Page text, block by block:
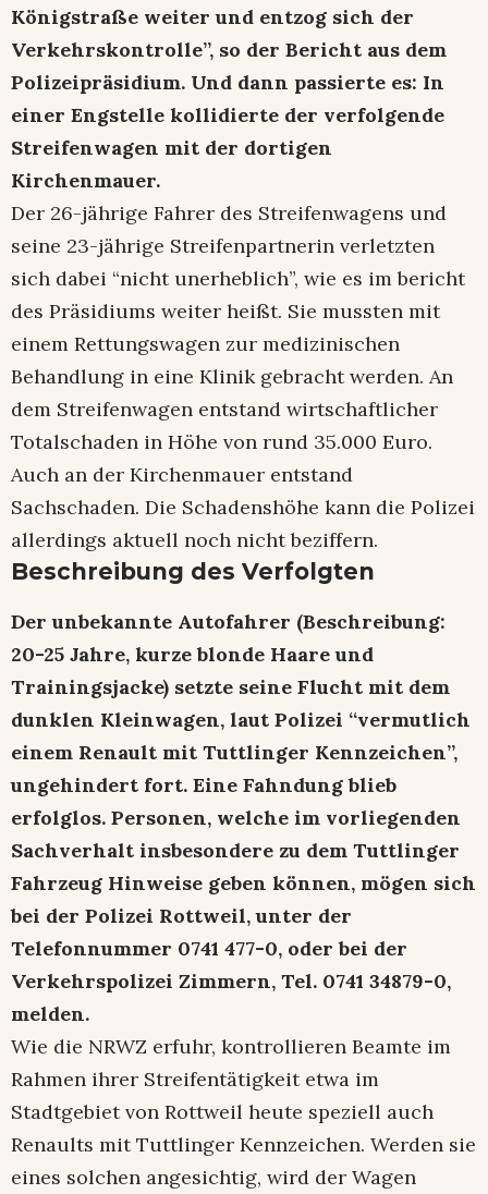
Königstraße weiter und entzog sich der
Verkehrskontrolle”, so der Bericht aus dem
Polizeipräsidium. Und dann passierte es: In
einer Engstelle kollidierte der verfolgende
Streifenwagen mit der dortigen
Kirchenmauer.
Der 26-jährige Fahrer des Streifenwagens und
seine 23-jährige Streifenpartnerin verletzten
sich dabei “nicht unerheblich”, wie es im bericht
des Präsidiums weiter heißt. Sie mussten mit
einem Rettungswagen zur medizinischen
Behandlung in eine Klinik gebracht werden. An
dem Streifenwagen entstand wirtschaftlicher
Totalschaden in Höhe von rund 35.000 Euro.
Auch an der Kirchenmauer entstand
Sachschaden. Die Schadenshöhe kann die Polizei
allerdings aktuell noch nicht beziffern.
Beschreibung des Verfolgten
Der unbekannte Autofahrer (Beschreibung:
20-25 Jahre, kurze blonde Haare und
Trainingsjacke) setzte seine Flucht mit dem
dunklen Kleinwagen, laut Polizei “vermutlich
einem Renault mit Tuttlinger Kennzeichen”,
ungehindert fort. Eine Fahndung blieb
erfolglos. Personen, welche im vorliegenden
Sachverhalt insbesondere zu dem Tuttlinger
Fahrzeug Hinweise geben können, mögen sich
bei der Polizei Rottweil, unter der
Telefonnummer 0741 477-0, oder bei der
Verkehrspolizei Zimmern, Tel. 0741 34879-0,
melden.
Wie die NRWZ erfuhr, kontrollieren Beamte im
Rahmen ihrer Streifentätigkeit etwa im
Stadtgebiet von Rottweil heute speziell auch
Renaults mit Tuttlinger Kennzeichen. Werden sie
eines solchen angesichtig, wird der Wagen